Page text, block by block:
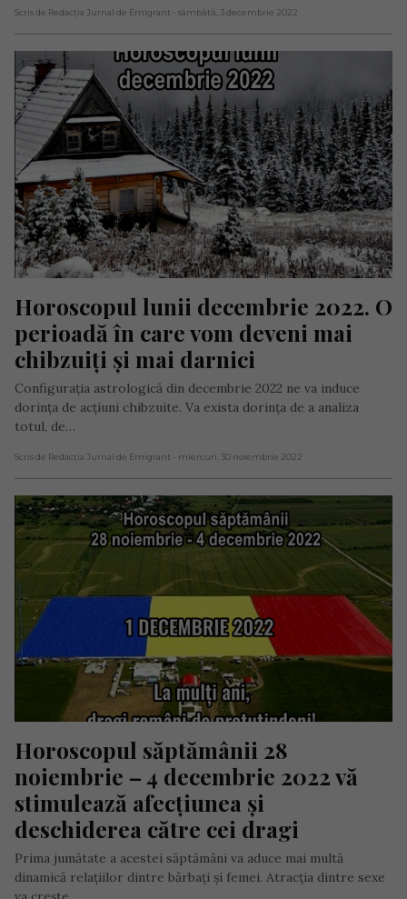
Scris de Redacția Jurnal de Emigrant - sâmbătă, 3 decembrie 2022
Horoscopul lunii decembrie 2022. O
perioadă în care vom deveni mai
chibzuiți și mai darnici
Configurația astrologică din decembrie 2022 ne va induce
dorința de acțiuni chibzuite. Va exista dorința de a analiza
totul, de…
Scris de Redacția Jurnal de Emigrant - miercuri, 30 noiembrie 2022
Horoscopul săptămânii 28
noiembrie – 4 decembrie 2022 vă
stimulează afecțiunea și
deschiderea către cei dragi
Prima jumătate a acestei săptămâni va aduce mai multă
dinamică relațiilor dintre bărbați și femei. Atracția dintre sexe